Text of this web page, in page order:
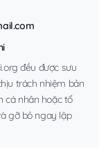
đều được sưu
trách nhiệm bản
cá nhân hoặc tổ
gỡ bỏ ngay lập